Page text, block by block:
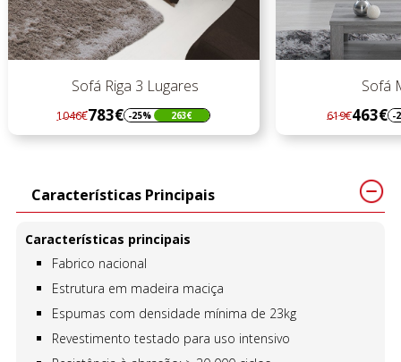
Sofá Riga 3 Lugares
Regular
preço
1046€783€
Preço -25% 263€
Sofá
Regular
preço
619€463€
Preço -
Características Principais
Características principais
Fabrico nacional
Estrutura em madeira maciça
Espumas com densidade mínima de 23kg
Revestimento testado para uso intensivo